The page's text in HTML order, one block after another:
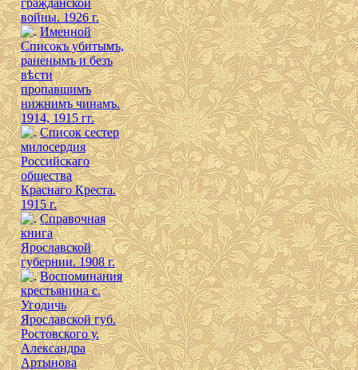
гражданской
войны. 1926 г.
Именной
Списокъ убитымъ,
раненымъ и безъ
вѣсти
пропавшимъ
нижнимъ чинамъ.
1914, 1915 гг.
Список сестер
милосердия
Российскаго
общества
Краснаго Креста.
1915 г.
Справочная
книга
Ярославской
губернии. 1908 г.
Воспоминания
крестьянина с.
Угодичь
Ярославской губ.
Ростовского у.
Александра
Артынова